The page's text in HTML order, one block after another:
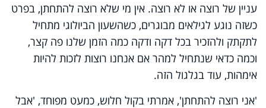
עניין של רוצה או לא רוצה. אין מי שלא רוצה להתחתן, בפרט
כשזה נוגע לגילאים מבוגרים, כשהשעון הביולוגי מתחיל
לתקתק ולהזכיר בכל דקה ודקה כמה הזמן שלנו פה קצר,
וכמה כדאי שנתחיל למהר אם אנחנו רוצות לזכות להיות
אימהות, עוד בגלגול הזה.
'אני רוצה להתחתן', אמרתי בקול חלוש, כמעט מפוחד, 'אבל